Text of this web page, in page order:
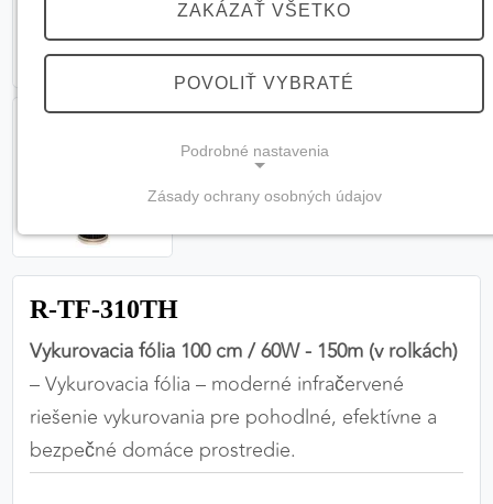
R-TF-310TH
Vykurovacia fólia 100 cm / 60W - 150m (v rolkách)
– Vykurovacia fólia – moderné infračervené
riešenie vykurovania pre pohodlné, efektívne a
bezpečné domáce prostredie.
ZAKÁZAŤ VŠETKO
POVOLIŤ VYBRATÉ
Podrobné nastavenia
(vždy aktívne, nemožno vypnúť)
webovej stránky a bez nich by nebolo možné
zabezpečiť jej plnú funkčnosť.
Zásady ochrany osobných údajov